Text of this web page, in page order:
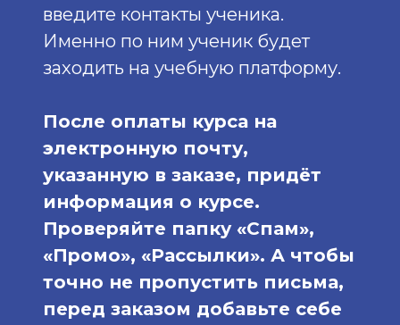
введите контакты ученика.
Именно по ним ученик будет
заходить на учебную платформу.
После оплаты курса на
электронную почту,
указанную в заказе, придёт
информация о курсе.
Проверяйте папку «Спам»,
«Промо», «Рассылки». А чтобы
точно не пропустить письма,
перед заказом добавьте себе